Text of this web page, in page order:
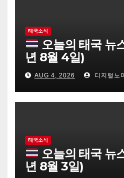
태국소식
오늘의 태국 뉴
년 8월 4일)
AUG 4, 2026 디지털노
태국소식
오늘의 태국 뉴
년 8월 3일)